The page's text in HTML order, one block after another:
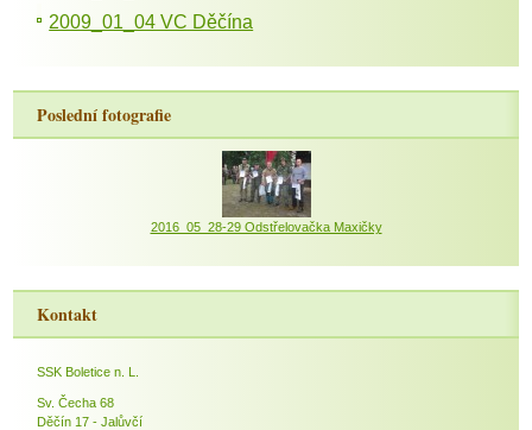
2009_01_04 VC Děčína
Poslední fotografie
2016_05_28-29 Odstřelovačka Maxičky
Kontakt
SSK Boletice n. L.
Sv. Čecha 68
Děčín 17 - Jalůvčí